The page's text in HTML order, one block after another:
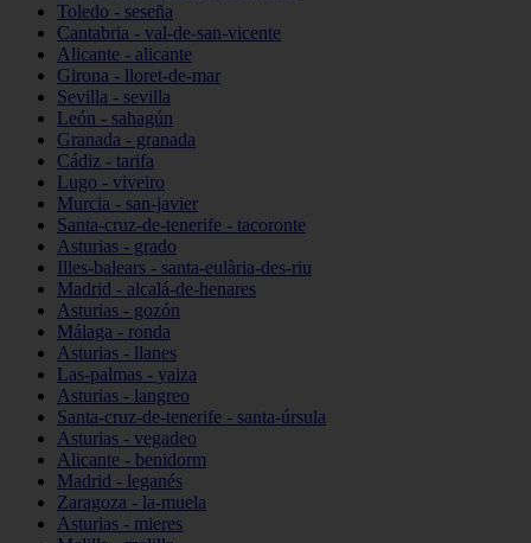
Toledo - seseña
Cantabria - val-de-san-vicente
Alicante - alicante
Girona - lloret-de-mar
Sevilla - sevilla
León - sahagún
Granada - granada
Cádiz - tarifa
Lugo - viveiro
Murcia - san-javier
Santa-cruz-de-tenerife - tacoronte
Asturias - grado
Illes-balears - santa-eulària-des-riu
Madrid - alcalá-de-henares
Asturias - gozón
Málaga - ronda
Asturias - llanes
Las-palmas - yaiza
Asturias - langreo
Santa-cruz-de-tenerife - santa-úrsula
Asturias - vegadeo
Alicante - benidorm
Madrid - leganés
Zaragoza - la-muela
Asturias - mieres